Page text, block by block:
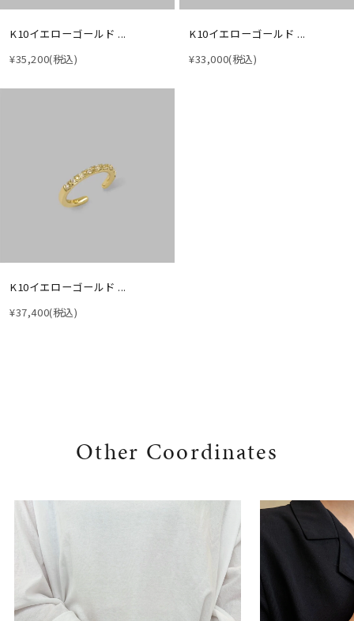
K10イエローゴールド ...
¥35,200(税込)
K10イエローゴールド ...
¥33,000(税込)
K10イエローゴールド ...
¥37,400(税込)
Other Coordinates